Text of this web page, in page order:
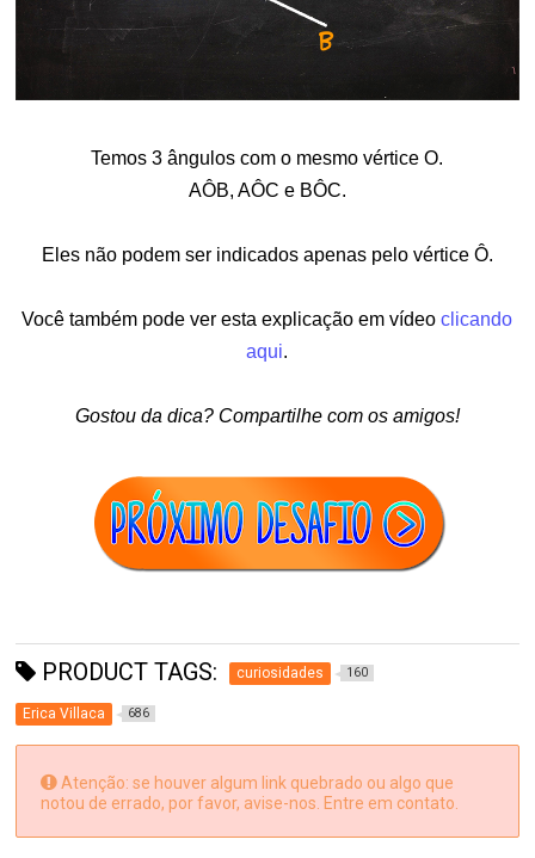
Temos 3 ângulos com o mesmo vértice O.
AÔB, AÔC e BÔC.
Eles não podem ser indicados apenas pelo vértice Ô.
Você também pode ver esta explicação em vídeoclicando
aqui.
Gostou da dica? Compartilhe com os amigos!
PRODUCT TAGS: curiosidades 160
Erica Villaca 686
Atenção: se houver algum link quebrado ou algo que
notou de errado, por favor, avise-nos. Entre em contato.